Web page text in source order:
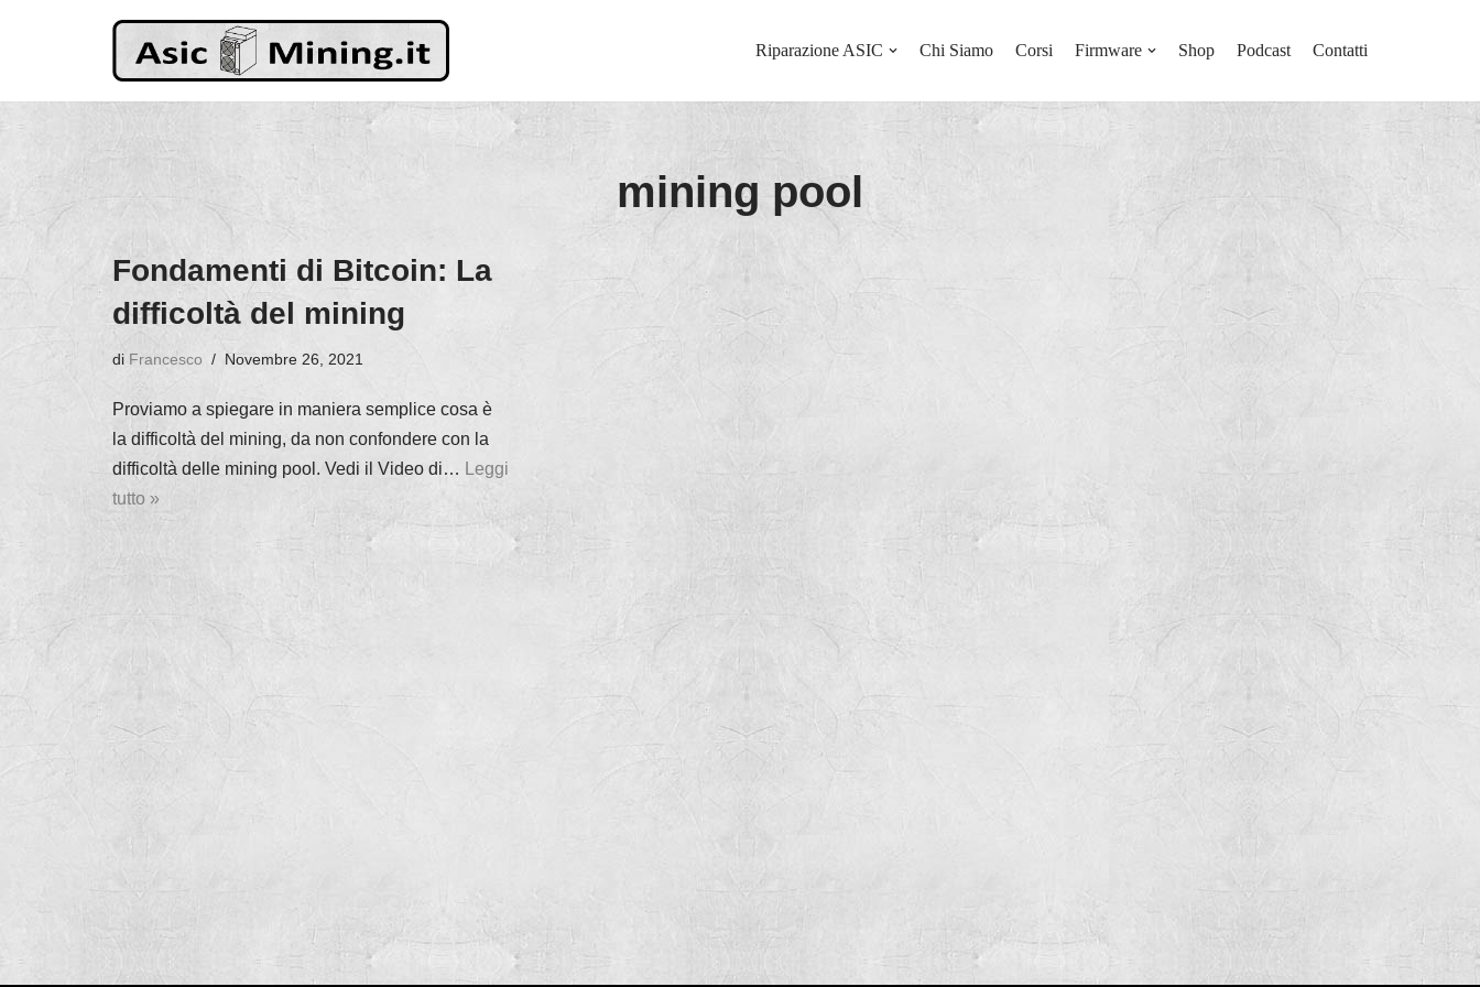
Riparazione ASIC Chi Siamo Corsi Firmware Shop Podcast Contatti
mining pool
Fondamenti di Bitcoin: La
difficoltà del mining
di Francesco Novembre 26, 2021
Proviamo a spiegare in maniera semplice cosa è
la difficoltà del mining, da non confondere con la
difficoltà delle mining pool. Vedi il Video di… Leggi
tutto »